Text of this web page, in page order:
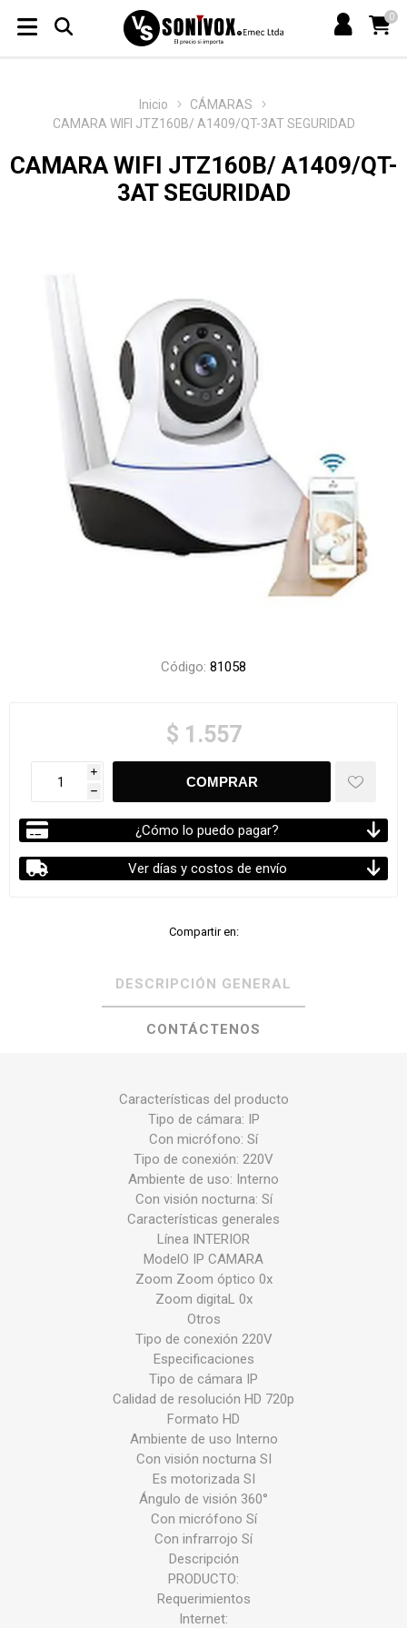
0
Inicio
CÁMARAS
CAMARA WIFI JTZ160B/ A1409/QT-3AT SEGURIDAD
CAMARA WIFI JTZ160B/ A1409/QT-
3AT SEGURIDAD
Código: 81058
$ 1.557
i
h
¿Cómo lo puedo pagar?
Ver días y costos de envío
Compartir en:
DESCRIPCIÓN GENERAL
CONTÁCTENOS
Características del producto
Tipo de cámara: IP
Con micrófono: Sí
Tipo de conexión: 220V
Ambiente de uso: Interno
Con visión nocturna: Sí
Características generales
Línea INTERIOR
ModelO IP CAMARA
Zoom Zoom óptico 0x
Zoom digitaL 0x
Otros
Tipo de conexión 220V
Especificaciones
Tipo de cámara IP
Calidad de resolución HD 720p
Formato HD
Ambiente de uso Interno
Con visión nocturna SI
Es motorizada SI
Ángulo de visión 360°
Con micrófono Sí
Con infrarrojo Sí
Descripción
PRODUCTO:
Requerimientos
Internet: